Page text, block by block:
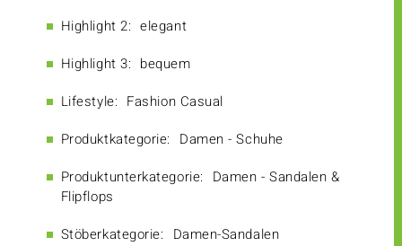
Highlight 2: elegant
Highlight 3: bequem
Lifestyle: Fashion Casual
Produktkategorie: Damen - Schuhe
Produktunterkategorie: Damen - Sandalen &
Flipflops
Stöberkategorie: Damen-Sandalen